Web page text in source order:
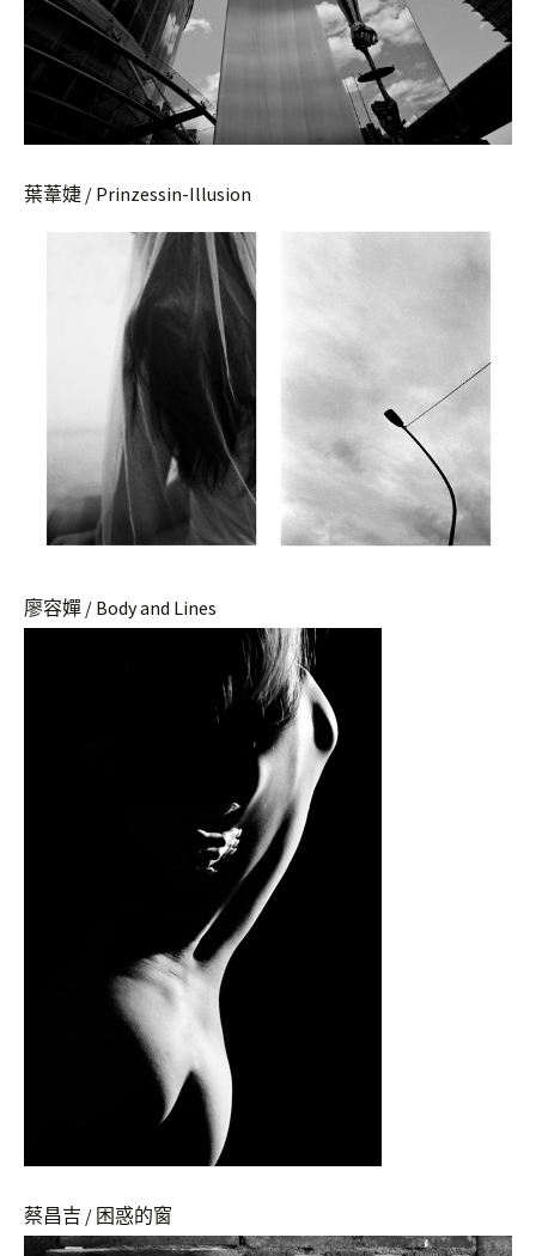
葉葦婕 / Prinzessin-Illusion
廖容嬋 / Body and Lines
蔡昌吉 / 困惑的窗